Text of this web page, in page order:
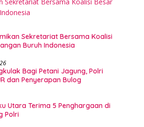
Sekretariat Bersama Koalisi
Buruh Indonesia
Bagi Petani Jagung, Polri
dan Penyerapan Bulog
Utara Terima 5 Penghargaan di
Polri